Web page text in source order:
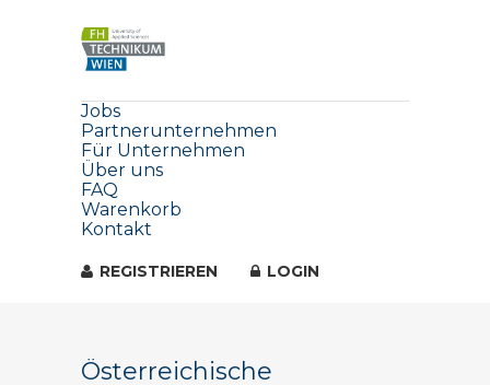
Jobs
Partnerunternehmen
Für Unternehmen
Über uns
FAQ
Warenkorb
Kontakt
REGISTRIEREN LOGIN
Österreichische